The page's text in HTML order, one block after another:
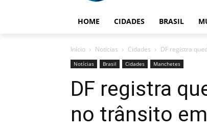
HOME CIDADES BRASIL
Início Notícias Cidades DF registra
Notícias Brasil Cidades Manchetes
DF registra
no trânsito